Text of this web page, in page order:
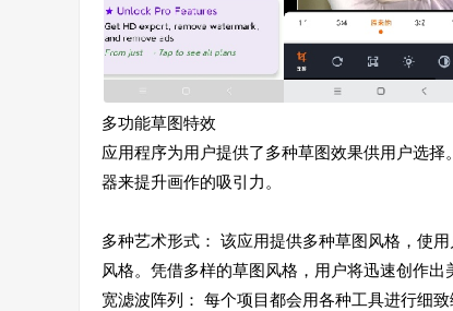
多功能草图特效
应用程序为用户提供了多种草图效果供用户选
器来提升画作的吸引力。
多种艺术形式： 该应用提供多种草图风格，使
风格。凭借多样的草图风格，用户将迅速创作出
宽滤波阵列： 每个项目都会用各种工具进行细